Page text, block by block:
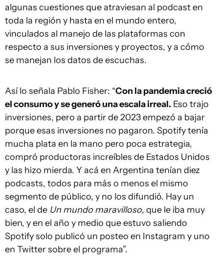
algunas cuestiones que atraviesan al podcast en
toda la región y hasta en el mundo entero,
vinculados al manejo de las plataformas con
respecto a sus inversiones y proyectos, y a cómo
se manejan los datos de escuchas.
Así lo señala Pablo Fisher: “Con la pandemia creció
el consumo y se generó una escala irreal. Eso trajo
inversiones, pero a partir de 2023 empezó a bajar
porque esas inversiones no pagaron. Spotify tenía
mucha plata en la mano pero poca estrategia,
compró productoras increíbles de Estados Unidos
y las hizo mierda. Y acá en Argentina tenían diez
podcasts, todos para más o menos el mismo
segmento de público, y no los difundió. Hay un
caso, el de Un mundo maravilloso, que le iba muy
bien, y en el año y medio que estuvo saliendo
Spotify solo publicó un posteo en Instagram y uno
en Twitter sobre el programa”.